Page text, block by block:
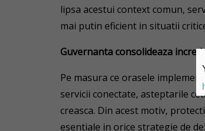
lipsa acestui context comun,
mai putin eficient in situatii
Guvernanta consolideaza
Pe masura ce orasele
servicii conectate, asteptarile
creasca. Din acest motiv,
esentiale in orice strategie de